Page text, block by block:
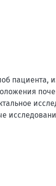
пациента,